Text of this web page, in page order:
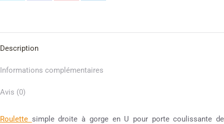
Description
Informations complémentaires
Avis (0)
Roulette simple droite à gorge en U pour porte coulissante de